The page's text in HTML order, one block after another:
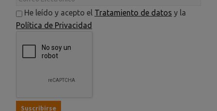
He leído y acepto el Tratamiento de datos y la
Política de Privacidad